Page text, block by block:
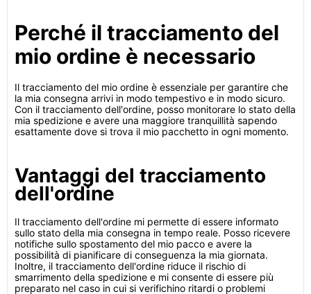
Perché il tracciamento del
mio ordine è necessario
Il tracciamento del mio ordine è essenziale per garantire che
la mia consegna arrivi in modo tempestivo e in modo sicuro.
Con il tracciamento dell'ordine, posso monitorare lo stato della
mia spedizione e avere una maggiore tranquillità sapendo
esattamente dove si trova il mio pacchetto in ogni momento.
Vantaggi del tracciamento
dell'ordine
Il tracciamento dell'ordine mi permette di essere informato
sullo stato della mia consegna in tempo reale. Posso ricevere
notifiche sullo spostamento del mio pacco e avere la
possibilità di pianificare di conseguenza la mia giornata.
Inoltre, il tracciamento dell'ordine riduce il rischio di
smarrimento della spedizione e mi consente di essere più
preparato nel caso in cui si verifichino ritardi o problemi